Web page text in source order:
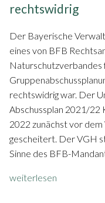
rechtswidrig
Der Bayerische
eines von BFB
Naturschutzverbandes
rechtswidrig war. Der
Abschussplan 2021/22
2022 zunächst vor
gescheitert. Der VGH
Sinne des BFB-
weiterlesen